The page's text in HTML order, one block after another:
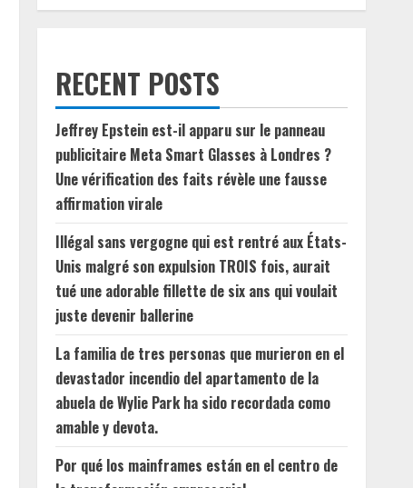
RECENT POSTS
Jeffrey Epstein est-il apparu sur le panneau
publicitaire Meta Smart Glasses à Londres ?
Une vérification des faits révèle une fausse
affirmation virale
Illégal sans vergogne qui est rentré aux États-
Unis malgré son expulsion TROIS fois, aurait
tué une adorable fillette de six ans qui voulait
juste devenir ballerine
La familia de tres personas que murieron en el
devastador incendio del apartamento de la
abuela de Wylie Park ha sido recordada como
amable y devota.
Por qué los mainframes están en el centro de